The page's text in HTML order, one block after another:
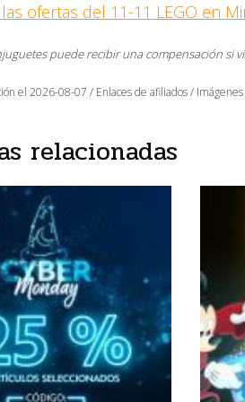
ofertas del 11-11 LEGO en
puede recibir una compensación si
el 2026-08-07 / Enlaces de afiliados /
relacionadas